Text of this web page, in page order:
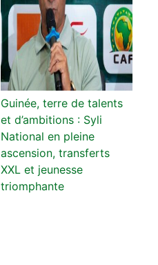
Guinée, terre de talents
et d’ambitions : Syli
National en pleine
ascension, transferts
XXL et jeunesse
triomphante